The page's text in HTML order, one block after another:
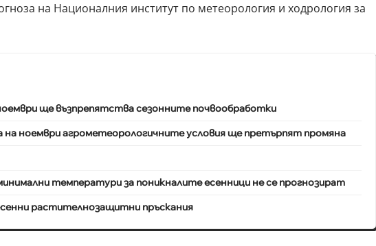
на Националния институт по метеорология и ходрология за
ще възпрепятства сезонните почвообработки
на ноември агрометеорологичните условия ще претърпят промяна
температури за поникналите есенници не се прогнозират
растителнозащитни пръскания